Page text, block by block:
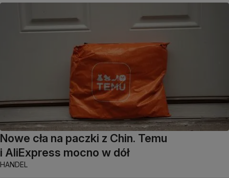
Nowe cła na paczki z Chin. Temu
i AliExpress mocno w dół
HANDEL